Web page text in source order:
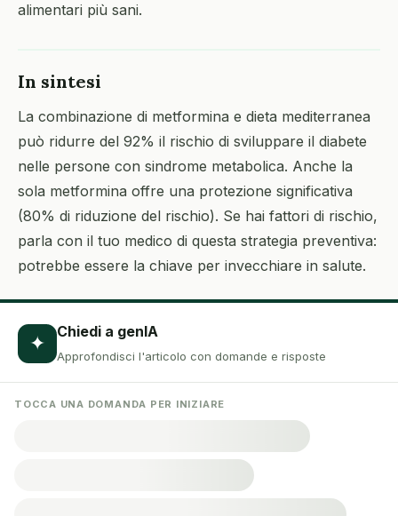
alimentari più sani.
In sintesi
La combinazione di metformina e dieta mediterranea
può ridurre del 92% il rischio di sviluppare il diabete
nelle persone con sindrome metabolica. Anche la
sola metformina offre una protezione significativa
(80% di riduzione del rischio). Se hai fattori di rischio,
parla con il tuo medico di questa strategia preventiva:
potrebbe essere la chiave per invecchiare in salute.
✦ Chiedi a genIA
Approfondisci l'articolo con domande e risposte
TOCCA UNA DOMANDA PER INIZIARE